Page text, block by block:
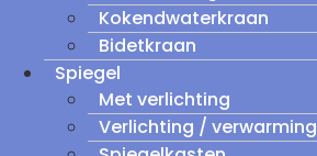
Kokendwaterkraan
Bidetkraan
Spiegel
Met verlichting
Verlichting / verwarming